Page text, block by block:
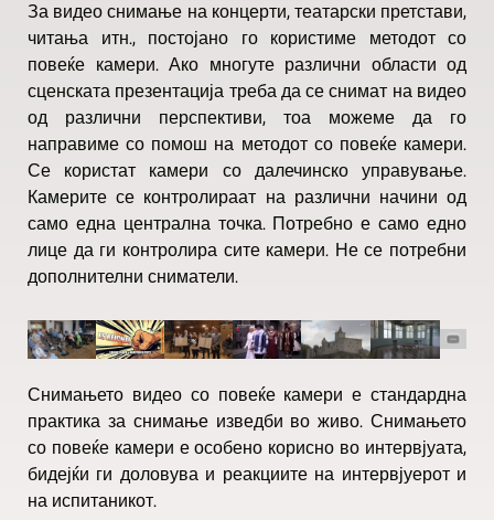
За видео снимање на концерти, театарски претстави,
читања итн., постојано го користиме методот со
повеќе камери. Ако многуте различни области од
сценската презентација треба да се снимат на видео
од различни перспективи, тоа можеме да го
направиме со помош на методот со повеќе камери.
Се користат камери со далечинско управување.
Камерите се контролираат на различни начини од
само една централна точка. Потребно е само едно
лице да ги контролира сите камери. Не се потребни
дополнителни сниматели.
Снимањето видео со повеќе камери е стандардна
практика за снимање изведби во живо. Снимањето
со повеќе камери е особено корисно во интервјуата,
бидејќи ги доловува и реакциите на интервјуерот и
на испитаникот.